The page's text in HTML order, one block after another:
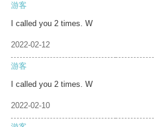
游客
I called you 2 times. W
2022-02-12
游客
I called you 2 times. W
2022-02-10